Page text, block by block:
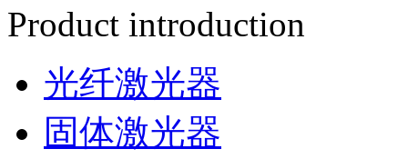
Product introduction
光纤激光器
固体激光器